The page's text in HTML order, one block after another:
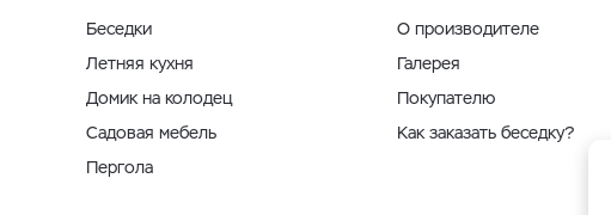
Беседки
Летняя кухня
Домик на колодец
Садовая мебель
Пергола
О производителе
Галерея
Покупателю
Как заказать беседку?